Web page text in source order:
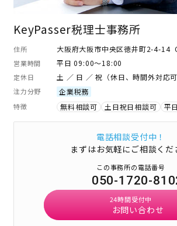
KeyPasser税理士事務所
住所 大阪府大阪市中央区徳井町2-4-14
営業時間 平日 09:00～18:00
定休日 土 ／ 日 ／ 祝（休日、時間外対応可
注力分野 企業税務
特徴 無料相談可 土日祝日相談可 平
電話相談受付中！
まずはお気軽にご相談くだ
この事務所の電話番号
050-1720-
24時間受付中
お問い合わせ